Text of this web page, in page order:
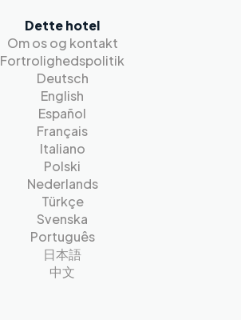
Dette hotel
Om os og kontakt
Fortrolighedspolitik
Deutsch
English
Español
Français
Italiano
Polski
Nederlands
Türkçe
Svenska
Português
日本語
中文